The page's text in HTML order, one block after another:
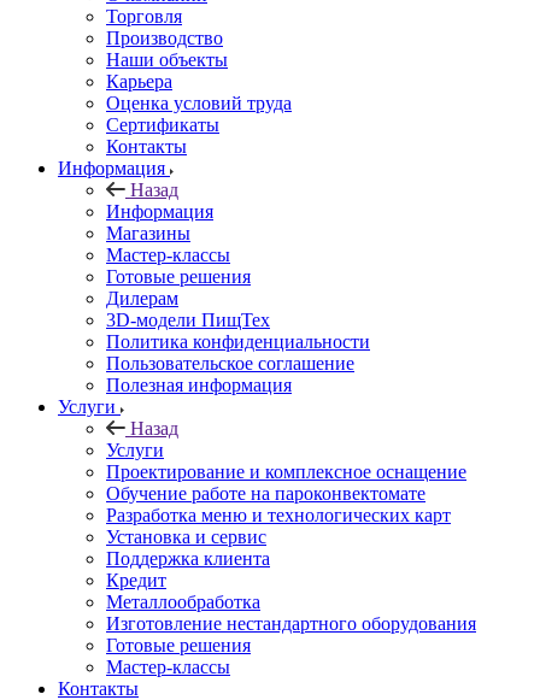
Торговля
Производство
Наши объекты
Карьера
Оценка условий труда
Сертификаты
Контакты
Информация
Назад
Информация
Магазины
Мастер-классы
Готовые решения
Дилерам
3D-модели ПищТех
Политика конфиденциальности
Пользовательское соглашение
Полезная информация
Услуги
Назад
Услуги
Проектирование и комплексное оснащение
Обучение работе на пароконвектомате
Разработка меню и технологических карт
Установка и сервис
Поддержка клиента
Кредит
Металлообработка
Изготовление нестандартного оборудования
Готовые решения
Мастер-классы
Контакты